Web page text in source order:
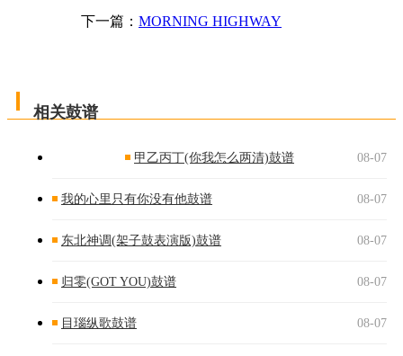
下一篇： MORNING HIGHWAY
相关鼓谱
甲乙丙丁(你我怎么两清)鼓谱 08-07
我的心里只有你没有他鼓谱 08-07
东北神调(架子鼓表演版)鼓谱 08-07
归零(GOT YOU)鼓谱 08-07
目瑙纵歌鼓谱 08-07